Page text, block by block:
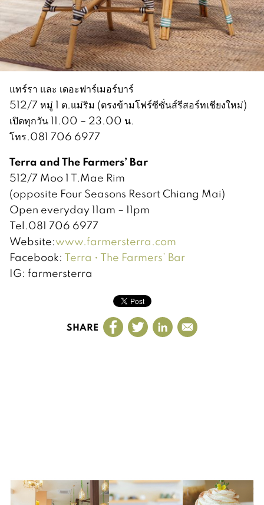
แทร์รา และ เดอะฟาร์เมอร์บาร์
512/7 หมู่ 1 ต.แม่ริม (ตรงข้ามโฟร์ซีซั่นส์รีสอร์ทเชียงใหม่)
เปิดทุกวัน 11.00 – 23.00 น.
โทร.081 706 6977
Terra and The Farmers’ Bar
512/7 Moo 1 T.Mae Rim
(opposite Four Seasons Resort Chiang Mai)
Open everyday 11am – 11pm
Tel.081 706 6977
Website:www.farmersterra.com
Facebook: Terra • The Farmers’ Bar
IG: farmersterra
SHARE